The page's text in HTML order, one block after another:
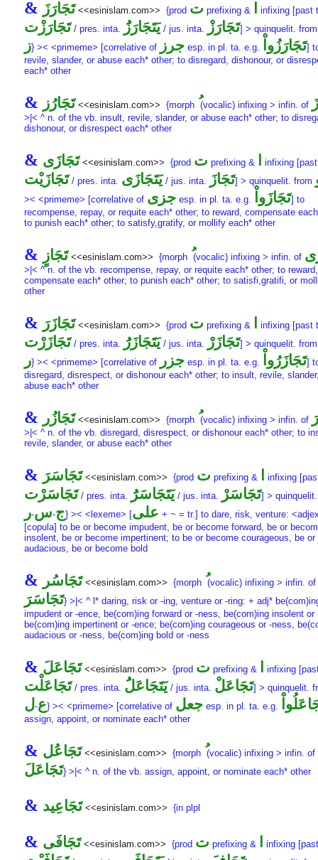
& تَجَارَزَ <<esinislam.com>> {prod ت prefixing & infixing [past
تَجَارَزْت/ pres. inta. يَتَجَارَزَُ / jus. inta. تَجَارَزْ] > quinquelit.
ز} >< <primeme> [correlative of جرزesp. in pl. ta. e.g. تَجَارَزُواْ]
revile, slander, or abuse each* other; to disregard, dishonour, or
each* other
& تَجَارُز <<esinislam.com>> {morph (vocalic) infixing > infin. of
>|< ^ n. of the vb. insult, revile, slander, or abuse each* other; to
dishonour, or disrespect each* other
& تَجَازَى <<esinislam.com>> {prod ت prefixing & infixing
تَجَازَيْت/ pres. inta. يَتَجَازَى / jus. inta. تَجَازَ] > quinquelit. from
>< <primeme> [correlative of جزىesp. in pl. ta. e.g. تَجَازَواْ] to
recompense, repay, or requite each* other; to reward, compensate
to punish each* other; to satisfy,gratify, or mollify each* other
& تَجَازٍ <<esinislam.com>> {morph (vocalic) infixing > infin. of
>|< ^ n. of the vb. recompense, repay, or requite each* other; to reward,
compensate each* other; to punish each* other; to satisfi,gratifi, or
other
& تَجَازَرَ <<esinislam.com>> {prod ت prefixing & infixing [past
تَجَازَرْت/ pres. inta. يَتَجَازَرَُ / jus. inta. تَجَازَرْ] > quinquelit.
ر} >< <primeme> [correlative of جزرesp. in pl. ta. e.g. تَجَازَرُواْ]
disregard, disrespect, or dishonour each* other; to insult, revile,
abuse each* other
& تَجَازُر <<esinislam.com>> {morph (vocalic) infixing > infin. of
>|< ^ n. of the vb. disregard, disrespect, or dishonour each* other; to
revile, slander, or abuse each* other
& تَجَاسَرَ <<esinislam.com>> {prod ت prefixing & infixing
تَجَاسَرْت/ pres. inta. يَتَجَاسَرَُ / jus. inta. تَجَاسَرْ] >
ج-س-ر } >< <lexeme> [على + ~ = tr.] to dare, risk, venture:
[copula] to be or become impudent, be or become forward, be or
insolent, be or become impertinent; to be or become courageous, be or
audacious, be or become bold
& تَجَاسُر <<esinislam.com>> {morph (vocalic) infixing > infin. of
تَجَاسَرَ} >|< ^ l* daring, risk or -ing, venture or -ring: + adj*
impudent or -ence, be(com)ing forward or -ness, be(com)ing insolent or
be(com)ing impertinent or -ence; be(com)ing courageous or -ness,
audacious or -ness, be(com)ing bold or -ness
& تَجَاعَلَ <<esinislam.com>> {prod ت prefixing & infixing
تَجَاعَلْت/ pres. inta. يَتَجَاعَلَُ / jus. inta. تَجَاعَلْ] > quinquelit.
ع-ل } >< <primeme> [correlative of جعلesp. in pl. ta. e.g.
assign, appoint, or nominate each* other
& تَجَاعُل <<esinislam.com>> {morph (vocalic) infixing > infin. of
تَجَاعَلَ} >|< ^ n. of the vb. assign, appoint, or nominate each* other
& تَجَاعِيد <<esinislam.com>> {in plpl
& تَجَافَى <<esinislam.com>> {prod ت prefixing & infixing